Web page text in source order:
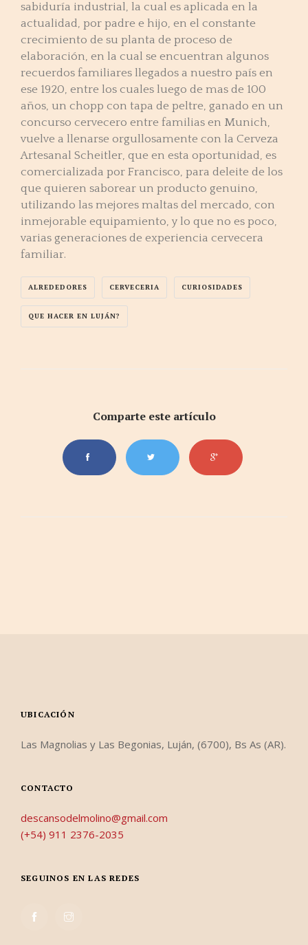
sabiduría industrial, la cual es aplicada en la
actualidad, por padre e hijo, en el constante
crecimiento de su planta de proceso de
elaboración, en la cual se encuentran algunos
recuerdos familiares llegados a nuestro país en
ese 1920, entre los cuales luego de mas de 100
años, un chopp con tapa de peltre, ganado en un
concurso cervecero entre familias en Munich,
vuelve a llenarse orgullosamente con la Cerveza
Artesanal Scheitler, que en esta oportunidad, es
comercializada por Francisco, para deleite de los
que quieren saborear un producto genuino,
utilizando las mejores maltas del mercado, con
inmejorable equipamiento, y lo que no es poco,
varias generaciones de experiencia cervecera
familiar.
ALREDEDORES CERVECERIA CURIOSIDADES
QUE HACER EN LUJÁN?
Comparte este artículo
UBICACIÓN
Las Magnolias y Las Begonias, Luján, (6700), Bs As (AR).
CONTACTO
descansodelmolino@gmail.com
(+54) 911 2376-2035
SEGUINOS EN LAS REDES